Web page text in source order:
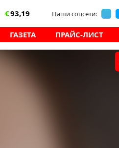
€93,19 Наши соцсети:
ГАЗЕТА ПРАЙС-ЛИСТ